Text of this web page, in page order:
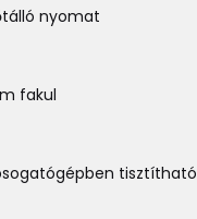
nyomat
fakul
tisztítható